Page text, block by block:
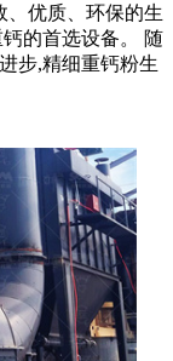
、优质、环保的生
的首选设备。 随
步,精细重钙粉生